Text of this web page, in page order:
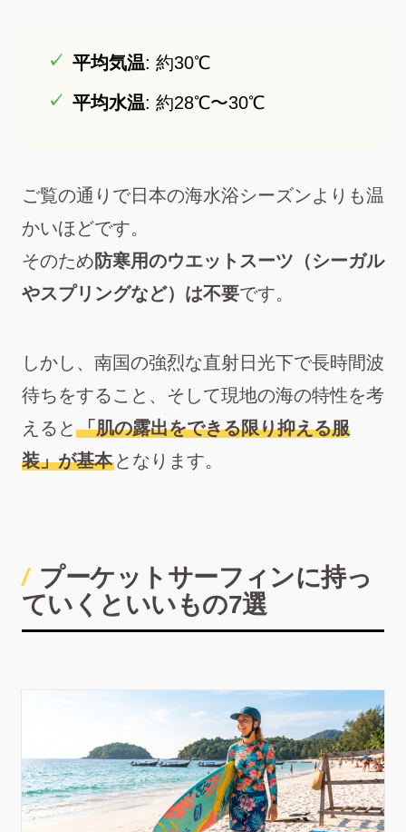
平均気温: 約30℃
平均水温: 約28℃〜30℃
ご覧の通りで日本の海水浴シーズンよりも温
かいほどです。
そのため防寒用のウエットスーツ（シーガル
やスプリングなど）は不要です。
しかし、南国の強烈な直射日光下で長時間波
待ちをすること、そして現地の海の特性を考
えると 「肌の露出をできる限り抑える服
装」が基本 となります。
プーケットサーフィンに持っ
ていくといいもの7選